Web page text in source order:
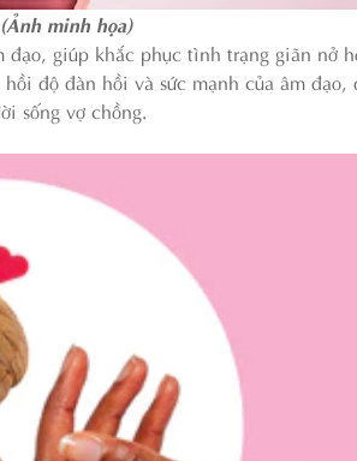
minh họa)
giúp khắc phục tình trạng giãn nở
độ đàn hồi và sức mạnh của âm
sống vợ chồng.